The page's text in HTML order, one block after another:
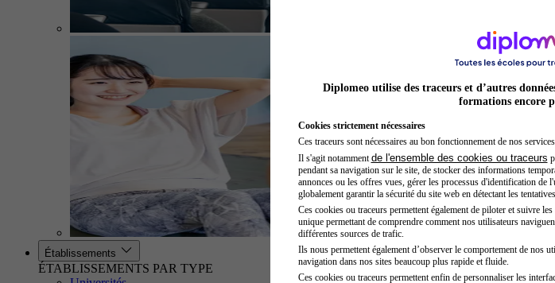
Hôtesse de l'air steward
Établissements
ÉTABLISSEMENTS PAR TYPE
Diplomeo utilise des traceurs et d’autres
formations encore
Cookies strictement nécessaires
Ces traceurs sont nécessaires au bon fonctionnement de nos
Il s'agit notamment de l'ensemble des cookies ou traceurs
pendant sa navigation sur le site, de stocker des informations
annonces ou les offres vues, gérer les processus d'identification de
globalement garantir la sécurité du site web en détectant les
Ces cookies ou traceurs permettent également de piloter et suivre
unique permettant de comprendre comment nos utilisateurs
différentes sources de trafic.
Ils nous permettent également d’observer le comportement de nos
navigation dans nos sites beaucoup plus rapide et fluide.
Ces cookies ou traceurs permettent enfin de personnaliser les